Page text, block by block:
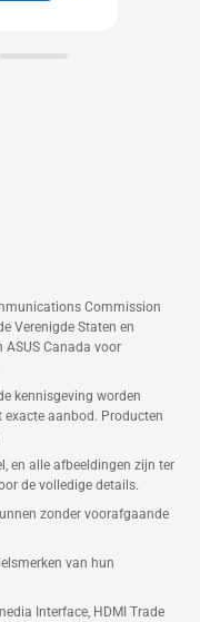
Commission
Verenigde Staten en
ASUS Canada voor
kennisgeving worden
aanbod. Producten
en alle afbeeldingen zijn ter
de volledige details.
zonder voorafgaande
van hun
Interface, HDMI Trade